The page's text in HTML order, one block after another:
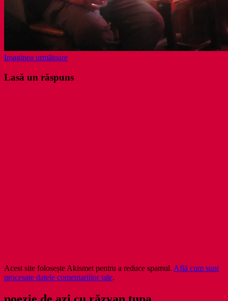
Imaginea următoare
Lasă un răspuns
Acest site folosește Akismet pentru a reduce spamul. Află cum sunt
procesate datele comentariilor tale.